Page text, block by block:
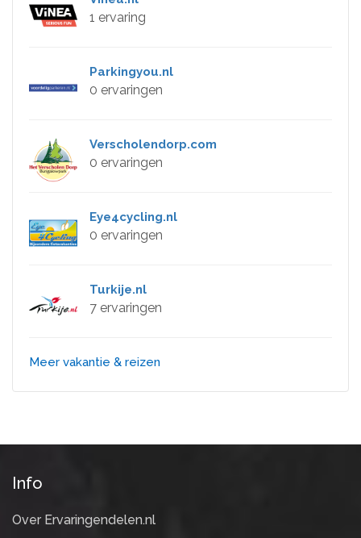
1 ervaring
Parkingyou.nl
0 ervaringen
Verscholendorp.com
0 ervaringen
Eye4cycling.nl
0 ervaringen
Turkije.nl
7 ervaringen
Meer vakantie & reizen
Info
Over Ervaringendelen.nl